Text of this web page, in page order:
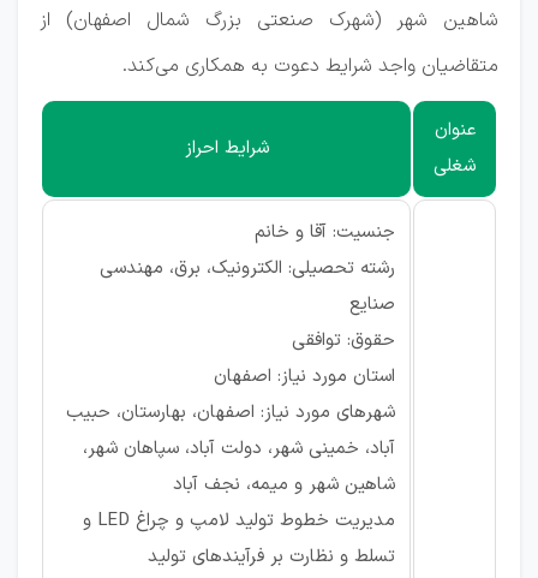
شاهین شهر (شهرک صنعتی بزرگ شمال اصفهان) از
متقاضیان واجد شرایط دعوت به همکاری می‌کند.
عنوان
شغلی
شرایط احراز
جنسیت: آقا و خانم
رشته تحصیلی: الکترونیک، برق، مهندسی
صنایع
حقوق: توافقی
استان مورد نیاز: اصفهان
شهرهای مورد نیاز: اصفهان، بهارستان، حبیب
آباد، خمینی شهر، دولت آباد، سپاهان شهر،
شاهین شهر و میمه، نجف آباد
مدیریت خطوط تولید لامپ و چراغ LED و
تسلط و نظارت بر فرآیندهای تولید